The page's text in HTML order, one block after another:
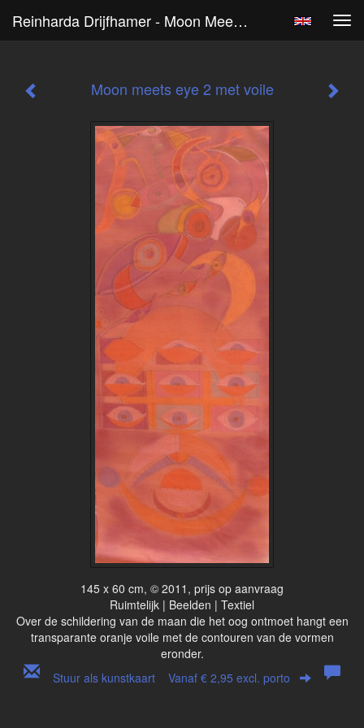
Reinharda Drijfhamer - Moon Meets Eye 2 Met Voile
Moon meets eye 2 met voile
145 x 60 cm, © 2011, prijs op aanvraag
Ruimtelijk | Beelden | Textiel
Over de schildering van de maan die het oog ontmoet hangt een
transparante oranje voile met de contouren van de vormen
eronder.
Stuur als kunstkaart Vanaf € 2,95 excl. porto